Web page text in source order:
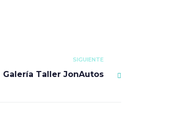
SIGUIENTE
Galería Taller JonAutos